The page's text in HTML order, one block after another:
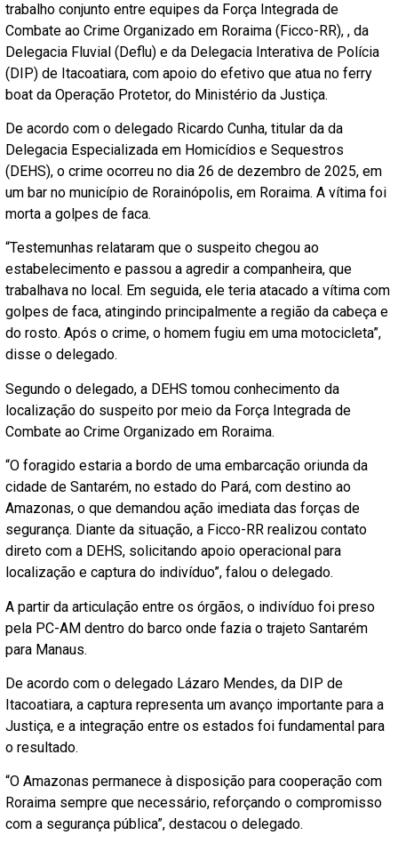
trabalho conjunto entre equipes da Força Integrada de
Combate ao Crime Organizado em Roraima (Ficco-RR), , da
Delegacia Fluvial (Deflu) e da Delegacia Interativa de Polícia
(DIP) de Itacoatiara, com apoio do efetivo que atua no ferry
boat da Operação Protetor, do Ministério da Justiça.
De acordo com o delegado Ricardo Cunha, titular da da
Delegacia Especializada em Homicídios e Sequestros
(DEHS), o crime ocorreu no dia 26 de dezembro de 2025, em
um bar no município de Rorainópolis, em Roraima. A vítima foi
morta a golpes de faca.
“Testemunhas relataram que o suspeito chegou ao
estabelecimento e passou a agredir a companheira, que
trabalhava no local. Em seguida, ele teria atacado a vítima com
golpes de faca, atingindo principalmente a região da cabeça e
do rosto. Após o crime, o homem fugiu em uma motocicleta”,
disse o delegado.
Segundo o delegado, a DEHS tomou conhecimento da
localização do suspeito por meio da Força Integrada de
Combate ao Crime Organizado em Roraima.
“O foragido estaria a bordo de uma embarcação oriunda da
cidade de Santarém, no estado do Pará, com destino ao
Amazonas, o que demandou ação imediata das forças de
segurança. Diante da situação, a Ficco-RR realizou contato
direto com a DEHS, solicitando apoio operacional para
localização e captura do indivíduo”, falou o delegado.
A partir da articulação entre os órgãos, o indivíduo foi preso
pela PC-AM dentro do barco onde fazia o trajeto Santarém
para Manaus.
De acordo com o delegado Lázaro Mendes, da DIP de
Itacoatiara, a captura representa um avanço importante para a
Justiça, e a integração entre os estados foi fundamental para
o resultado.
“O Amazonas permanece à disposição para cooperação com
Roraima sempre que necessário, reforçando o compromisso
com a segurança pública”, destacou o delegado.